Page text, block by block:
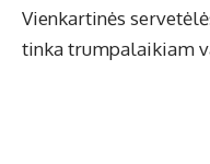
Vienkartinės
tinka trumpalaikiam